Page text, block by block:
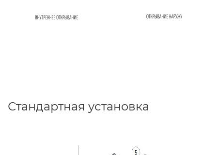
Стандартная установка